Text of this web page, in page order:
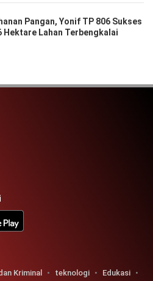
Pangan, Yonif TP 806 Sukses
Hektare Lahan Terbengkalai
Kriminal teknologi
Edukasi